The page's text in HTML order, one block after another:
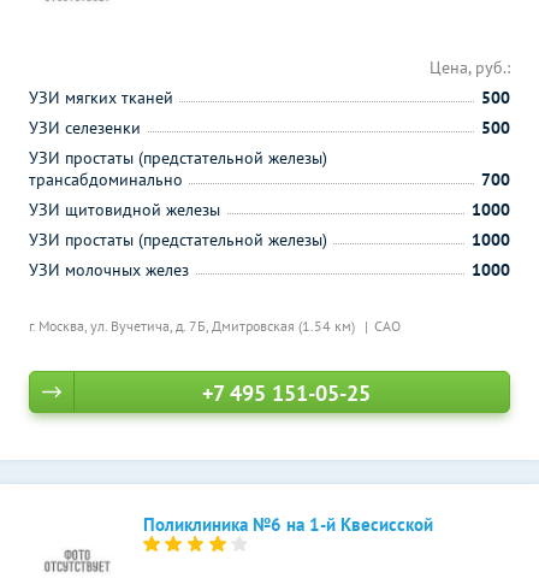
г. Москва, ул. Вучетича, д. 7Б, Дмитровская (1.54 км) САО
Цена, руб.:
УЗИ мягких тканей
500
УЗИ селезенки
500
УЗИ простаты (предстательной железы)
трансабдоминально
700
УЗИ щитовидной железы
1000
УЗИ простаты (предстательной железы)
1000
УЗИ молочных желез
1000
+7 495 151-05-25
Поликлиника №6 на 1-й Квесисской